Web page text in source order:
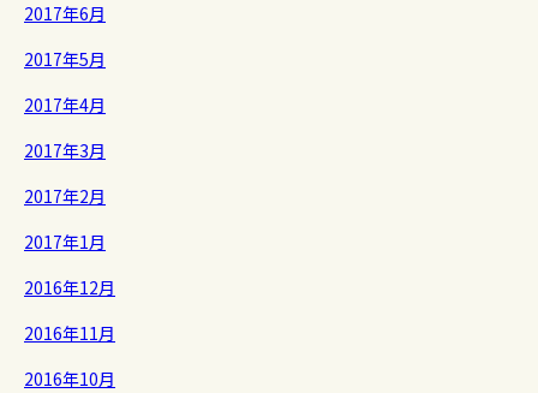
2017年6月
2017年5月
2017年4月
2017年3月
2017年2月
2017年1月
2016年12月
2016年11月
2016年10月